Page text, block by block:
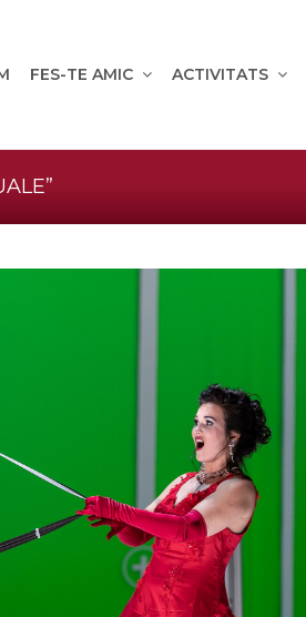
FES-TE AMIC ACTIVITATS